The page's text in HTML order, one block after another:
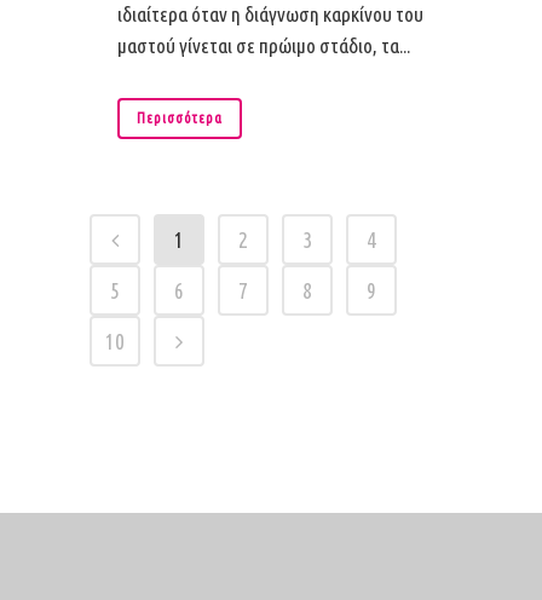
ιδιαίτερα όταν η διάγνωση καρκίνου του
μαστού γίνεται σε πρώιμο στάδιο, τα...
Περισσότερα
1 2 3 4
5 6 7 8 9
10